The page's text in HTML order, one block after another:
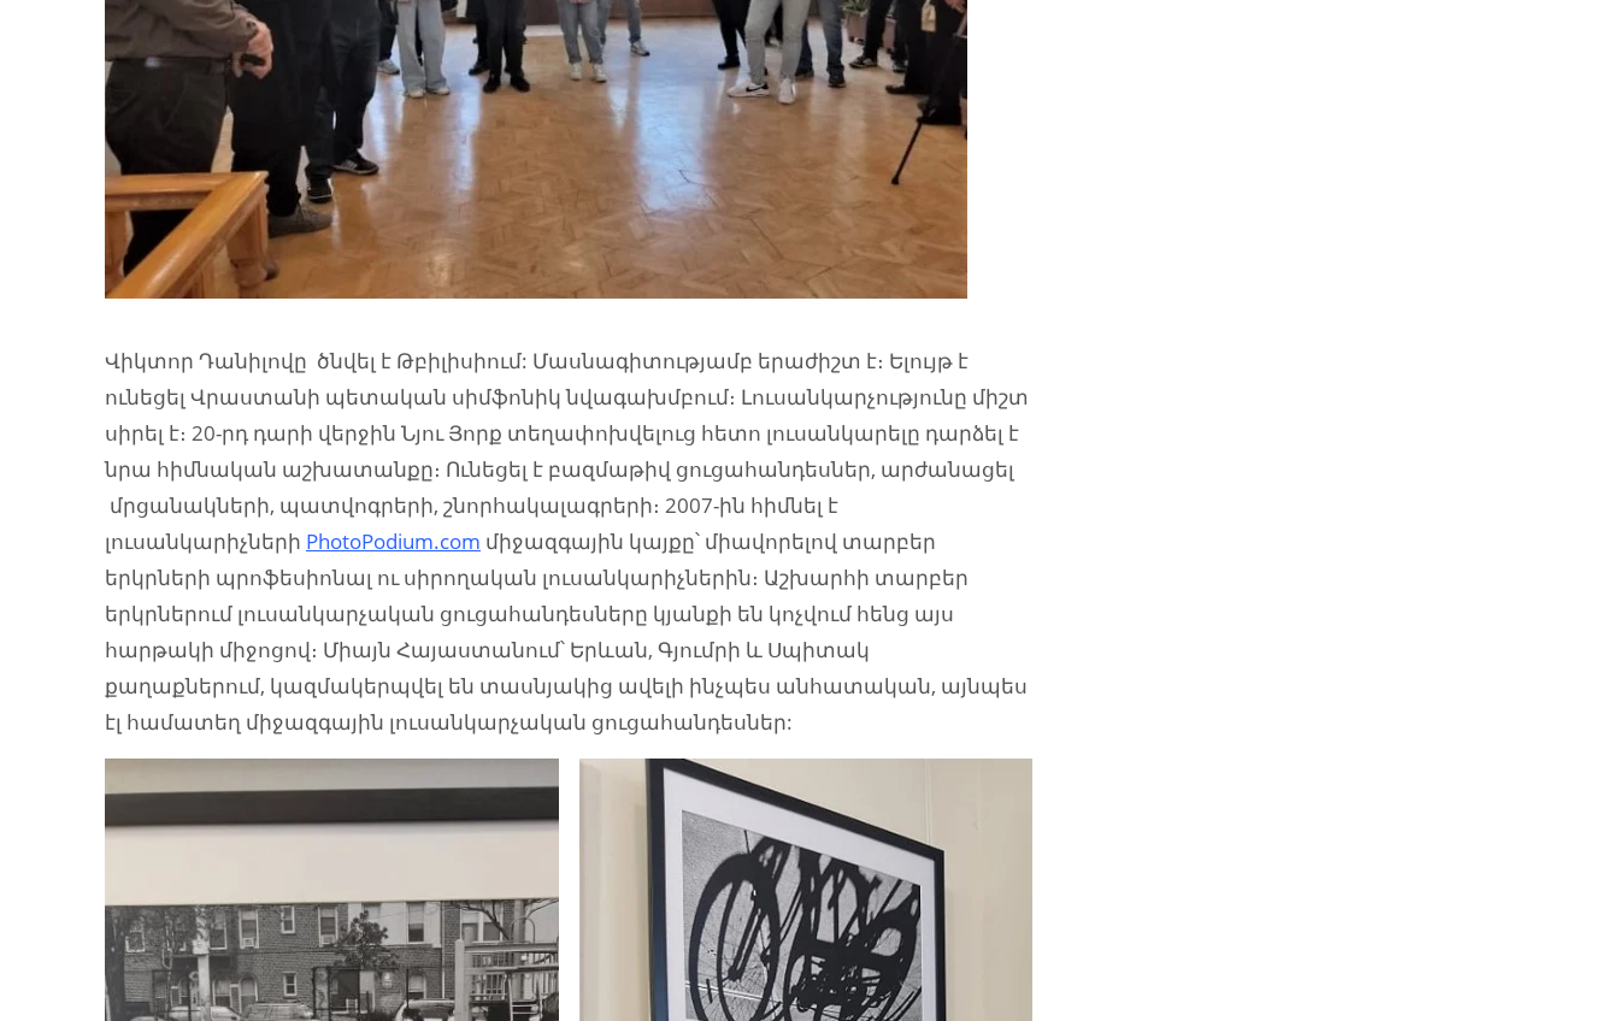
Վիկտոր Դանիլովը ծնվել է Թբիլիսիում: Մասնագիտությամբ երաժիշտ է։ Ելույթ է
ունեցել Վրաստանի պետական սիմֆոնիկ նվագախմբում։ Լուսանկարչությունը միշտ
սիրել է։ 20-րդ դարի վերջին Նյու Յորք տեղափոխվելուց հետո լուսանկարելը դարձել է
նրա հիմնական աշխատանքը։ Ունեցել է բազմաթիվ ցուցահանդեսներ, արժանացել
մրցանակների, պատվոգրերի, շնորհակալագրերի։ 2007-ին հիմնել է
լուսանկարիչների PhotoPodium.com միջազգային կայքը՝ միավորելով տարբեր
երկրների պրոֆեսիոնալ ու սիրողական լուսանկարիչներին։ Աշխարհի տարբեր
երկրներում լուսանկարչական ցուցահանդեսները կյանքի են կոչվում հենց այս
հարթակի միջոցով։ Միայն Հայաստանում՝ Երևան, Գյումրի և Սպիտակ
քաղաքներում, կազմակերպվել են տասնյակից ավելի ինչպես անհատական, այնպես
էլ համատեղ միջազգային լուսանկարչական ցուցահանդեսներ: